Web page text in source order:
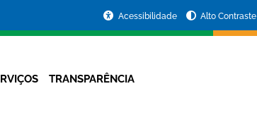
Acessibilidade Alto Contraste
TRANSPARÊNCIA